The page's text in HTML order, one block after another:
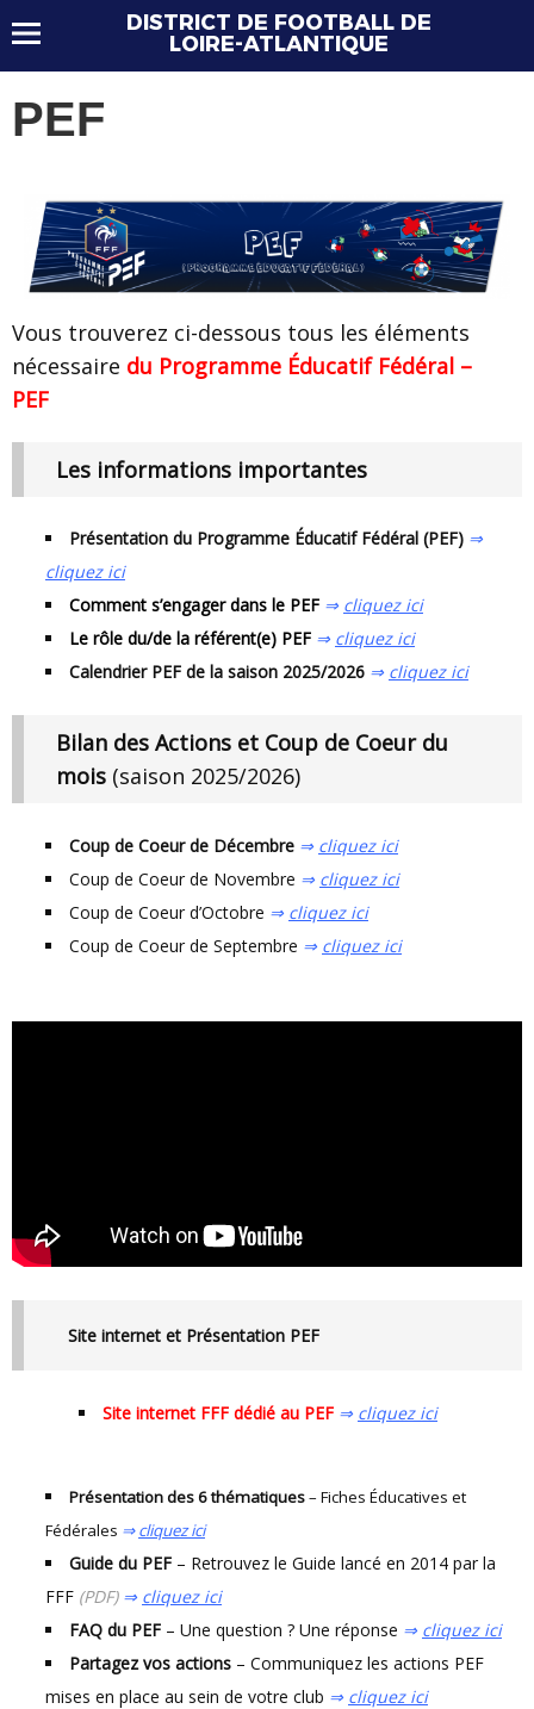
DISTRICT DE FOOTBALL DE
LOIRE-ATLANTIQUE
PEF
Vous trouverez ci-dessous tous les éléments
nécessaire du Programme Éducatif Fédéral –
PEF
Les informations importantes
Présentation du Programme Éducatif Fédéral (PEF) ⇒
cliquez ici
Comment s’engager dans le PEF ⇒ cliquez ici
Le rôle du/de la référent(e) PEF ⇒ cliquez ici
Calendrier PEF de la saison 2025/2026 ⇒ cliquez ici
Bilan des Actions et Coup de Coeur du
mois (saison 2025/2026)
Coup de Coeur de Décembre ⇒ cliquez ici
Coup de Coeur de Novembre ⇒ cliquez ici
Coup de Coeur d’Octobre ⇒ cliquez ici
Coup de Coeur de Septembre ⇒ cliquez ici
Site internet et Présentation PEF
Site internet FFF dédié au PEF ⇒ cliquez ici
Présentation des 6 thématiques– Fiches Éducatives et
Fédérales ⇒cliquez ici
Guide du PEF – Retrouvez le Guide lancé en 2014 par la
FFF (PDF) ⇒ cliquez ici
FAQ du PEF – Une question ? Une réponse ⇒ cliquez ici
Partagez vos actions – Communiquez les actions PEF
mises en place au sein de votre club ⇒ cliquez ici